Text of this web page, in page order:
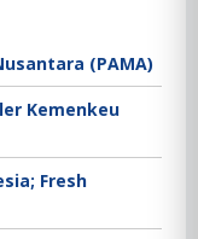
(PAMA)
Kemenkeu
Fresh